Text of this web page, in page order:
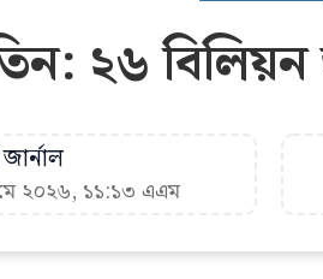
২৬
২০২৬, ১১:১৩ এএম